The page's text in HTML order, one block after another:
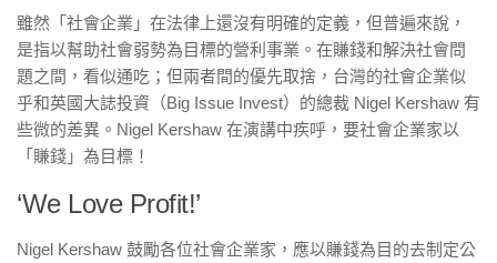
雖然「社會企業」在法律上還沒有明確的定義，但普遍來說，
是指以幫助社會弱勢為目標的營利事業。在賺錢和解決社會問
題之間，看似通吃；但兩者間的優先取捨，台灣的社會企業似
乎和英國大誌投資（Big Issue Invest）的總裁 Nigel Kershaw 有
些微的差異。Nigel Kershaw 在演講中疾呼，要社會企業家以
「賺錢」為目標！
‘We Love Profit!’
Nigel Kershaw 鼓勵各位社會企業家，應以賺錢為目的去制定公